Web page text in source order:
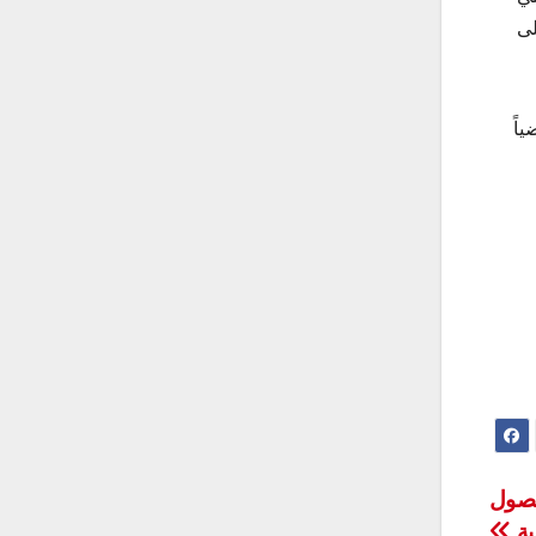
والوقوف على
افتراضياً
4 أهداف لتوزيع الإجازات على 3 فصول